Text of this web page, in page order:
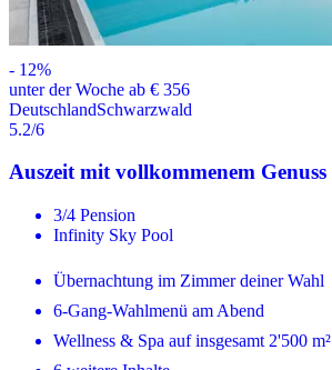
- 12%
unter der Woche ab € 356
DeutschlandSchwarzwald
5.2/6
Auszeit mit vollkommenem Genuss
3/4 Pension
Infinity Sky Pool
Übernachtung im Zimmer deiner Wahl
6-Gang-Wahlmenü am Abend
Wellness & Spa auf insgesamt 2'500 m²